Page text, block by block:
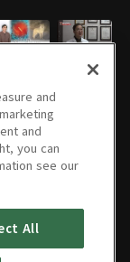
773회
회 767회
and
and
you can
see our
All